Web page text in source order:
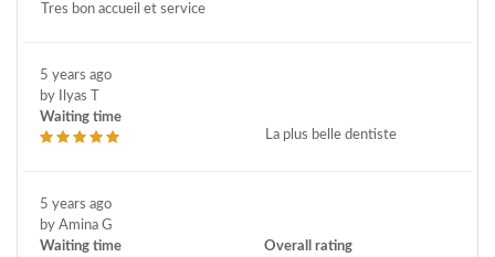
Tres bon accueil et service
5 years ago
by Ilyas T
Waiting time
La plus belle dentiste
5 years ago
by Amina G
Waiting time
Overall rating